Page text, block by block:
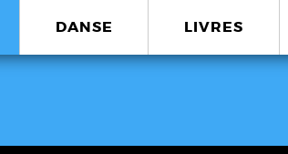
DANSE LIVRES